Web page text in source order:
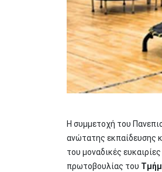
Η συμμετοχή του
ανώτατης εκπαίδευσης
του μοναδικές
πρωτοβουλίας του